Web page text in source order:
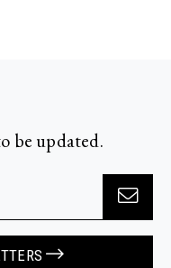
be updated.